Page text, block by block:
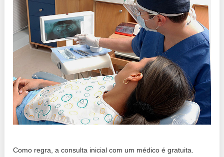
Como regra, a consulta inicial com um médico é gratuita.